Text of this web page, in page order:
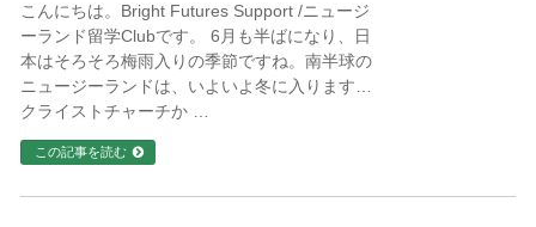
こんにちは。Bright Futures Support /ニュージ
ーランド留学Clubです。 6月も半ばになり、日
本はそろそろ梅雨入りの季節ですね。南半球の
ニュージーランドは、いよいよ冬に入ります…
クライストチャーチか …
この記事を読む